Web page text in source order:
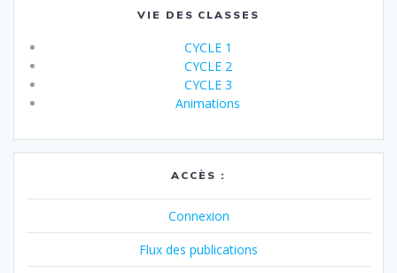
VIE DES CLASSES
CYCLE 1
CYCLE 2
CYCLE 3
Animations
ACCÈS :
Connexion
Flux des publications